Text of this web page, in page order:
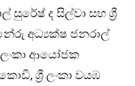
සුරේෂ් ද සිල්වා සහ ශ්‍රී
අධ්‍යක්ෂ ජනරාල්
ලංකා ආයෝජක
ශ්‍රී ලංකා වයඹ